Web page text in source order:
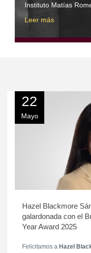
Instituto Matías
Leer más
22
Mayo
Hazel Blackmore
galardonada con el
Year Award 2025
Felicitamos a Hazel